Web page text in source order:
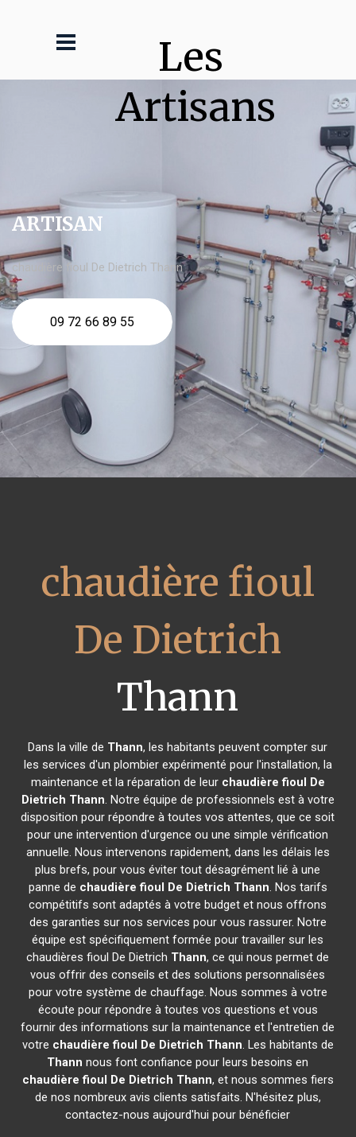
Les
Artisans
ARTISAN
chaudière fioul De Dietrich Thann
09 72 66 89 55
chaudière fioul
De Dietrich
Thann
Dans la ville de Thann, les habitants peuvent compter sur
les services d'un plombier expérimenté pour l'installation, la
maintenance et la réparation de leur chaudière fioul De
Dietrich Thann. Notre équipe de professionnels est à votre
disposition pour répondre à toutes vos attentes, que ce soit
pour une intervention d'urgence ou une simple vérification
annuelle. Nous intervenons rapidement, dans les délais les
plus brefs, pour vous éviter tout désagrément lié à une
panne de chaudière fioul De Dietrich Thann. Nos tarifs
compétitifs sont adaptés à votre budget et nous offrons
des garanties sur nos services pour vous rassurer. Notre
équipe est spécifiquement formée pour travailler sur les
chaudières fioul De Dietrich Thann, ce qui nous permet de
vous offrir des conseils et des solutions personnalisées
pour votre système de chauffage. Nous sommes à votre
écoute pour répondre à toutes vos questions et vous
fournir des informations sur la maintenance et l'entretien de
votre chaudière fioul De Dietrich Thann. Les habitants de
Thann nous font confiance pour leurs besoins en
chaudière fioul De Dietrich Thann, et nous sommes fiers
de nos nombreux avis clients satisfaits. N'hésitez plus,
contactez-nous aujourd'hui pour bénéficier